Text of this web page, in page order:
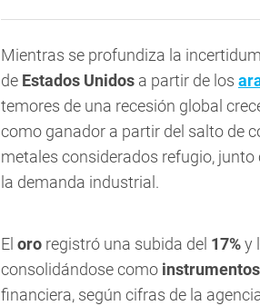
Mientras se profundiza la
de Estados Unidos a partir de los
temores de una recesión global
como ganador a partir del salto de
metales considerados refugio, junto
la demanda industrial.
El oro registró una subida del 17%y
consolidándose como
financiera, según cifras de la